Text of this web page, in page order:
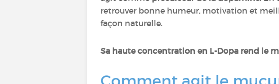
retrouver bonne humeur, motivation et
façon naturelle.
Sa haute concentration en L-Dopa rend le